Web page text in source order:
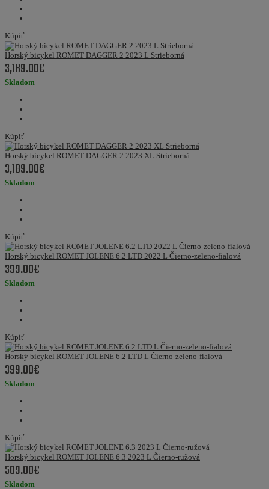
Kúpiť
Horský bicykel ROMET DAGGER 2 2023 L Strieborná
3,189.00€
Skladom
Kúpiť
Horský bicykel ROMET DAGGER 2 2023 XL Strieborná
3,189.00€
Skladom
Kúpiť
Horský bicykel ROMET JOLENE 6.2 LTD 2022 L Čierno-zeleno-fialová
399.00€
Skladom
Kúpiť
Horský bicykel ROMET JOLENE 6.2 LTD L Čierno-zeleno-fialová
399.00€
Skladom
Kúpiť
Horský bicykel ROMET JOLENE 6.3 2023 L Čierno-ružová
509.00€
Skladom